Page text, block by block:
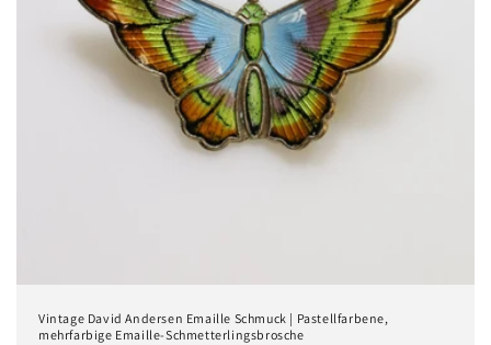
Vintage David Andersen Emaille Schmuck | Pastellfarbene,
mehrfarbige Emaille-Schmetterlingsbrosche